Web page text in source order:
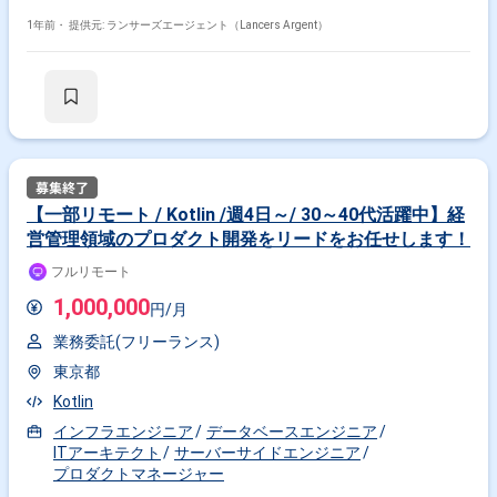
（副業不可） ・エンジニア実務経験3年以上必須 ---------------------------------------------
変革していきたいと思っています。 真に社会課題を根治していくために
おける開発をご担当いただきます。 世の中にない新しい価値を生み出すべ
く、ビジネスチームとすり合わせを行いながらスピード感をもって開発を
進めていきます。 ＜具体的には＞ ・プロダクトの要件定義～リリース管
理 ・プロダクトの各種機能の設計／開発 ・アーキテクチャ設計/リファク
題に向き合い、問題解決力が身に付く環境 サービス規模が急速に拡大して
するエンジニア人数がまだ少ないため、任される幅が広く、総じてエンジ
の旺盛なエンジニアにとっては面白い環境だと思います。 自社プロダクト
の成長にエンジニア自らがボトムアップでフルコミットするため、「問題
解決」するためだけのエンジニアリングではなく、事業を前進するための
エンジニアリングと向き合えます。その結果、技術による貢献方法の視点
言語にも挑戦 プロダクトが良くなるのであれば手段を問わないので、新し
い取り組みや新しい技術を、日々プロダクトと向き合いながら実践の場で
試すこともできる環境です。 ③働き方の自由度が高い フルリモートが可
1年前・ 提供元: ランサーズエージェント（Lancers Argent）
【一部リモート / Kotlin /週4日～/ 30～40代活躍中】経
営管理領域のプロダクト開発をリードをお任せします！
フルリモート
1,000,000円/月
業務委託(フリーランス)
東京都
Kotlin
インフラエンジニア
データベースエンジニア
ITアーキテクト
サーバーサイドエンジニア
プロダクトマネージャー